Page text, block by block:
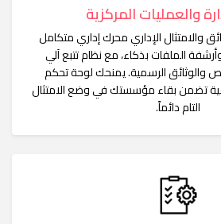
والعمليات المركزية
والامتثال الإداري محرك إداري متكامل
وأرشفة الملفات بذكاء، مع نظام تتبع آلي
والوثائق الرسمية. يمنحك لوحة تحكم
تضمن بقاء مؤسستك في وضع الامتثال
التام دائماً.